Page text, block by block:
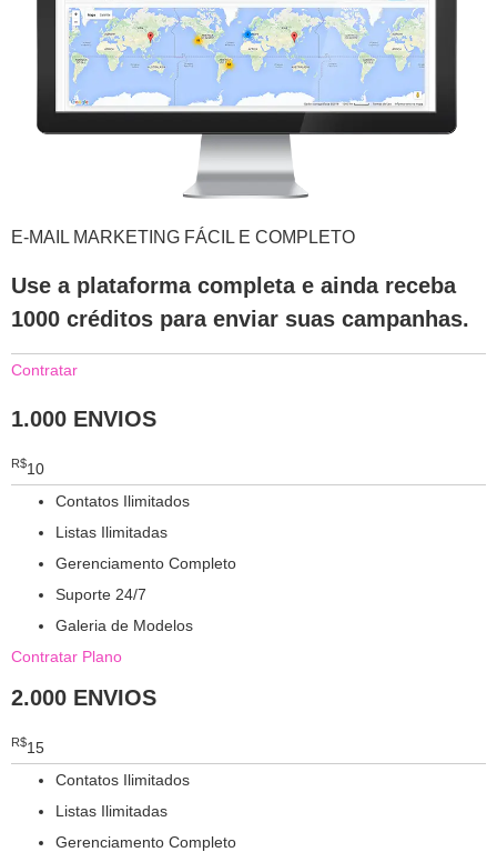
E-MAIL MARKETING FÁCIL E COMPLETO
Use a plataforma completa e ainda receba
1000 créditos para enviar suas campanhas.
Contratar
1.000 ENVIOS
R$10
Contatos Ilimitados
Listas Ilimitadas
Gerenciamento Completo
Suporte 24/7
Galeria de Modelos
Contratar Plano
2.000 ENVIOS
R$15
Contatos Ilimitados
Listas Ilimitadas
Gerenciamento Completo